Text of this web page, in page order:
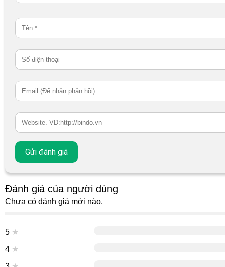
Đánh giá của người dùng
Chưa có đánh giá mới nào.
5 ★
4 ★